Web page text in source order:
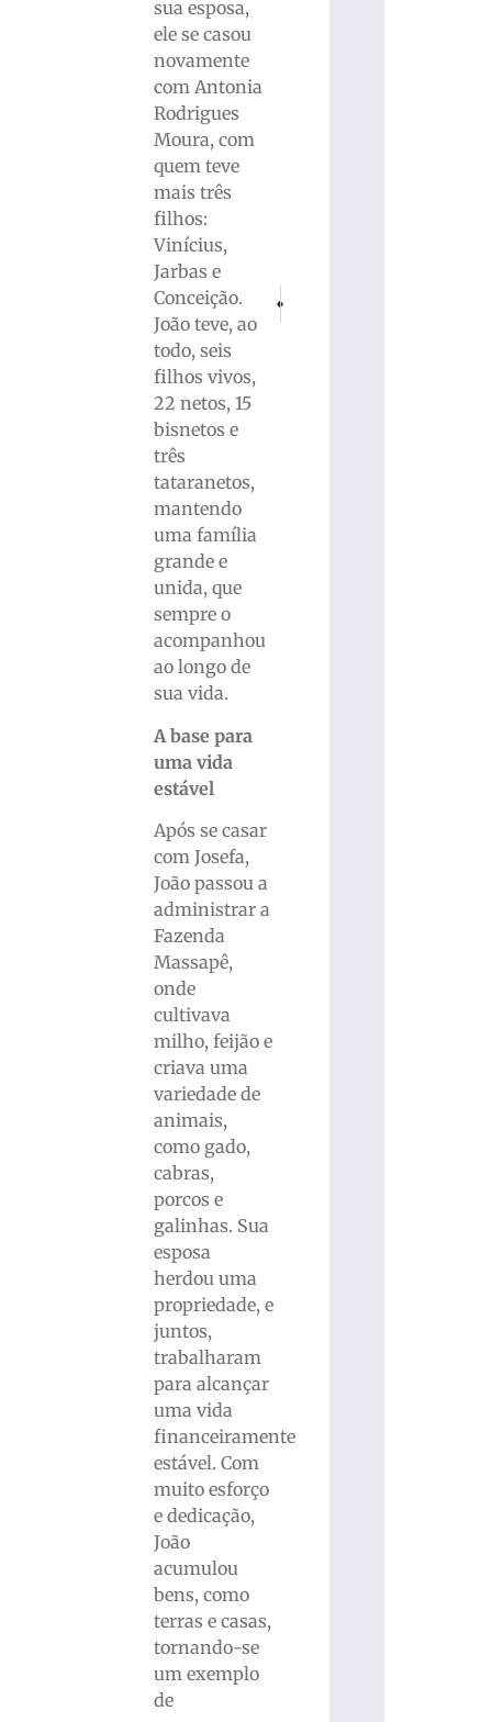
sua esposa,
ele se casou
novamente
com Antonia
Rodrigues
Moura, com
quem teve
mais três
filhos:
Vinícius,
Jarbas e
Conceição.
João teve, ao
todo, seis
filhos vivos,
22 netos, 15
bisnetos e
três
tataranetos,
mantendo
uma família
grande e
unida, que
sempre o
acompanhou
ao longo de
sua vida.
A base para
uma vida
estável
Após se casar
com Josefa,
João passou a
administrar a
Fazenda
Massapê,
onde
cultivava
milho, feijão e
criava uma
variedade de
animais,
como gado,
cabras,
porcos e
galinhas. Sua
esposa
herdou uma
propriedade, e
juntos,
trabalharam
para alcançar
uma vida
financeiramente
estável. Com
muito esforço
e dedicação,
João
acumulou
bens, como
terras e casas,
tornando-se
um exemplo
de